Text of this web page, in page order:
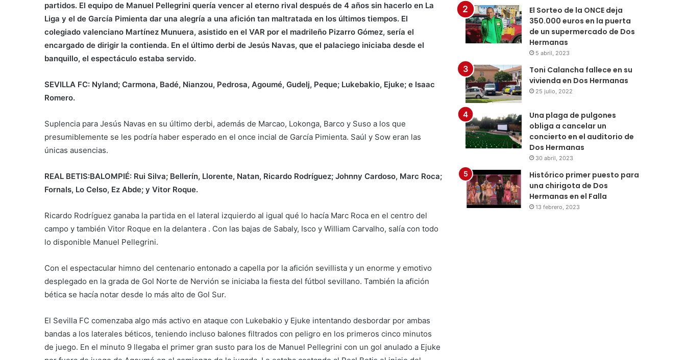
partidos. El equipo de Manuel Pellegrini quería vencer al eterno rival después de 4 años sin hacerlo en La
Liga y el de García Pimienta dar una alegría a una afición tan maltratada en los últimos tiempos. El
colegiado valenciano Martínez Munuera, asistido en el VAR por el madrileño Pizarro Gómez, sería el
encargado de dirigir la contienda. En el último derbi de Jesús Navas, que el palaciego iniciaba desde el
banquillo, el espectáculo estaba servido.
SEVILLA FC: Nyland; Carmona, Badé, Nianzou, Pedrosa, Agoumé, Gudelj, Peque; Lukebakio, Ejuke; e Isaac
Romero.
Suplencia para Jesús Navas en su último derbi, además de Marcao, Lokonga, Barco y Suso a los que
presumiblemente se les podría haber esperado en el once incial de García Pimienta. Saúl y Sow eran las
únicas ausencias.
REAL BETIS:BALOMPIÉ: Rui Silva; Bellerín, Llorente, Natan, Ricardo Rodríguez; Johnny Cardoso, Marc Roca;
Fornals, Lo Celso, Ez Abde; y Vitor Roque.
Ricardo Rodríguez ganaba la partida en el lateral izquierdo al igual qué lo hacía Marc Roca en el centro del
campo y también Vitor Roque en la delantera . Con las bajas de Sabaly, Isco y William Carvalho, salía con todo
lo disponible Manuel Pellegrini.
Con el espectacular himno del centenario entonado a capella por la afición sevillista y un enorme y emotivo
desplegado en la grada de Gol Norte de Nervión se iniciaba la fiesta del fútbol sevillano. También la afición
bética se hacía notar desde lo más alto de Gol Sur.
El Sevilla FC comenzaba algo más activo en ataque con Lukebakio y Ejuke intentando desbordar por ambas
bandas a los laterales béticos, teniendo incluso balones filtrados con peligro en los primeros cinco minutos
de juego. En el minuto 9 llegaba el primer gran susto para los de Manuel Pellegrini con un gol anulado a Ejuke
El Sorteo de la ONCE deja
350.000 euros en la puerta
de un supermercado de Dos
Hermanas
5 abril, 2023
Toni Calancha fallece en su
vivienda en Dos Hermanas
25 julio, 2022
Una plaga de pulgones
obliga a cancelar un
concierto en el auditorio de
Dos Hermanas
30 abril, 2023
Histórico primer puesto para
una chirigota de Dos
Hermanas en el Falla
13 febrero, 2023